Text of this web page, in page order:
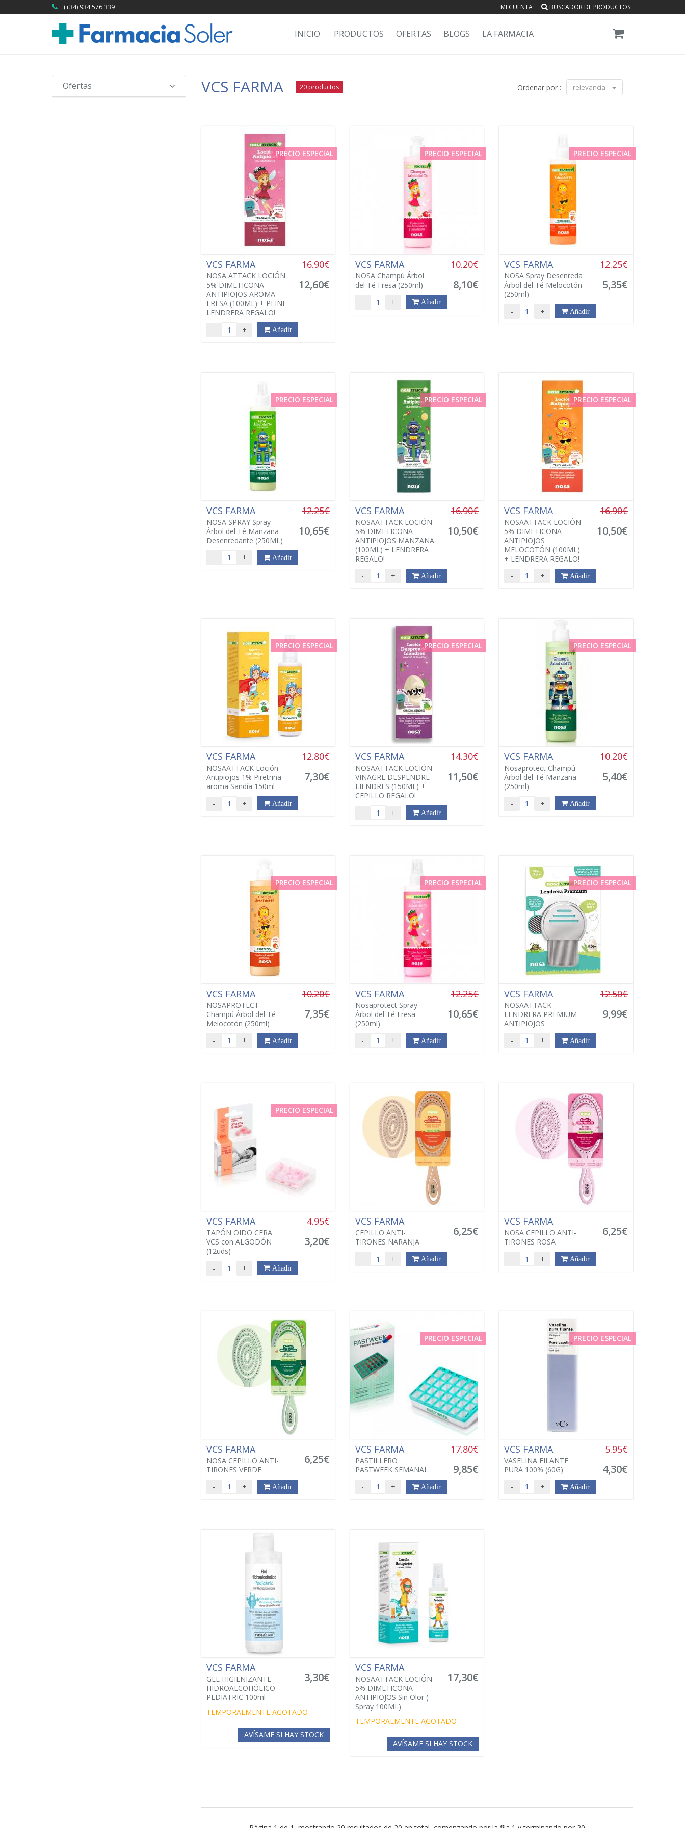
(+34) 934 576 339 MI CUENTA BUSCADOR DE PRODUCTOS
INICIO PRODUCTOS OFERTAS BLOGS LA FARMACIA
Ofertas VCS FARMA 20 productos Ordenar por : relevancia
PRECIO ESPECIAL
VCS FARMA
NOSA ATTACK LOCIÓN
5% DIMETICONA
ANTIPIOJOS AROMA
FRESA (100ML) + PEINE
LENDRERA REGALO!
16.90€
12,60€
- + Añadir
PRECIO ESPECIAL
VCS FARMA
NOSA Champú Árbol
del Té Fresa (250ml)
10.20€
8,10€
- + Añadir
PRECIO ESPECIAL
VCS FARMA
NOSA Spray Desenreda
Árbol del Té Melocotón
(250ml)
12.25€
5,35€
- + Añadir
PRECIO ESPECIAL
VCS FARMA
NOSA SPRAY Spray
Árbol del Té Manzana
Desenredante (250ML)
12.25€
10,65€
- + Añadir
PRECIO ESPECIAL
VCS FARMA
NOSAATTACK LOCIÓN
5% DIMETICONA
ANTIPIOJOS MANZANA
(100ML) + LENDRERA
REGALO!
16.90€
10,50€
- + Añadir
PRECIO ESPECIAL
VCS FARMA
NOSAATTACK LOCIÓN
5% DIMETICONA
ANTIPIOJOS
MELOCOTÓN (100ML)
+ LENDRERA REGALO!
16.90€
10,50€
- + Añadir
PRECIO ESPECIAL
VCS FARMA
NOSAATTACK Loción
Antipiojos 1% Piretrina
aroma Sandía 150ml
12.80€
7,30€
- + Añadir
PRECIO ESPECIAL
VCS FARMA
NOSAATTACK LOCIÓN
VINAGRE DESPENDRE
LIENDRES (150ML) +
CEPILLO REGALO!
14.30€
11,50€
- + Añadir
PRECIO ESPECIAL
VCS FARMA
Nosaprotect Champú
Árbol del Té Manzana
(250ml)
10.20€
5,40€
- + Añadir
PRECIO ESPECIAL
VCS FARMA
NOSAPROTECT
Champú Árbol del Té
Melocotón (250ml)
10.20€
7,35€
- + Añadir
PRECIO ESPECIAL
VCS FARMA
Nosaprotect Spray
Árbol del Té Fresa
(250ml)
12.25€
10,65€
- + Añadir
PRECIO ESPECIAL
VCS FARMA
NOSAATTACK
LENDRERA PREMIUM
ANTIPIOJOS
12.50€
9,99€
- + Añadir
PRECIO ESPECIAL
VCS FARMA
TAPÓN OIDO CERA
VCS con ALGODÓN
(12uds)
4.95€
3,20€
- + Añadir
VCS FARMA
CEPILLO ANTI-
TIRONES NARANJA
6,25€
- + Añadir
VCS FARMA
NOSA CEPILLO ANTI-
TIRONES ROSA
6,25€
- + Añadir
VCS FARMA
NOSA CEPILLO ANTI-
TIRONES VERDE
6,25€
- + Añadir
PRECIO ESPECIAL
VCS FARMA
PASTILLERO
PASTWEEK SEMANAL
17.80€
9,85€
- + Añadir
PRECIO ESPECIAL
VCS FARMA
VASELINA FILANTE
PURA 100% (60G)
5.95€
4,30€
- + Añadir
VCS FARMA
GEL HIGIENIZANTE
HIDROALCOHÓLICO
PEDIATRIC 100ml
3,30€
TEMPORALMENTE AGOTADO
AVÍSAME SI HAY STOCK
VCS FARMA
NOSAATTACK LOCIÓN
5% DIMETICONA
ANTIPIOJOS Sin Olor (
Spray 100ML)
17,30€
TEMPORALMENTE AGOTADO
AVÍSAME SI HAY STOCK